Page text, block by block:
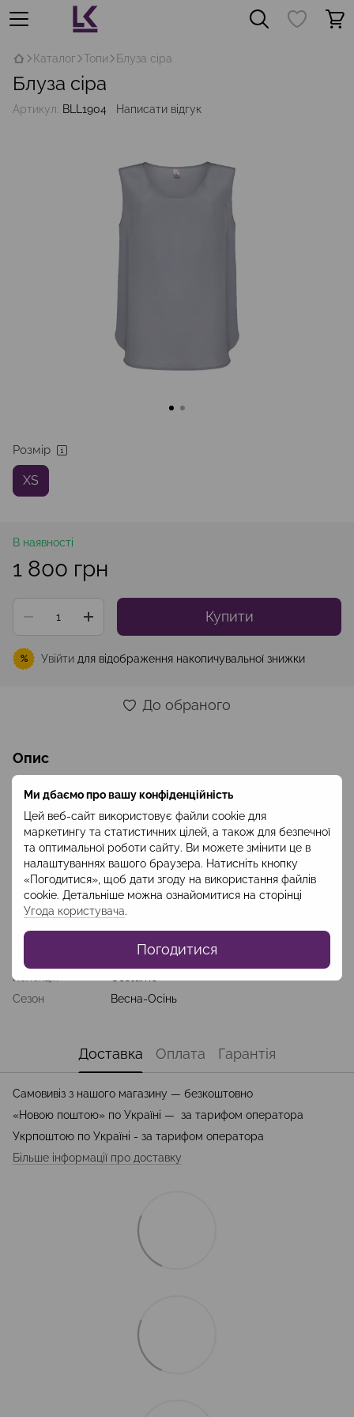
Ми дбаємо про вашу конфіденційність
Цей веб-сайт використовує файли cookie для
маркетингу та статистичних цілей, а також для безпечної
та оптимальної роботи сайту. Ви можете змінити це в
налаштуваннях вашого браузера. Натисніть кнопку
«Погодитися», щоб дати згоду на використання файлів
cookie. Детальніше можна ознайомитися на сторінці
Угода користувача.
Погодитися
Каталог Топи Блуза сіра
Блуза сіра
Артикул: BLL1904 Написати відгук
Розмір
XS
В наявності
1 800 грн
Купити
% Увійти для відображення накопичувальної знижки
До обраного
Опис
Стильна сіра блуза-безрукавка вільного крою. Виготовлена з
шовку, вона ніжна на дотик, не мнеться, тому носити її
комфортно навіть впродовж тривалого часу. Пасує до різних
фасонів брюк і спідниць, тому буде доречною для створення
образу в різних стилях. Також органічно виглядатиме в
комбінації з сорочкою або кардиганом в якості накидки.
Склад: 47% - шовк, 53% - полiестр Код: BLL1904
Характеристики
Сірий
Колекція
Сезон
Весна-Осінь
Доставка Оплата Гарантія
Самовивіз з нашого магазину — безкоштовно
«Новою поштою» по Україні — за тарифом оператора
Укрпоштою по Україні - за тарифом оператора
Більше інформації про доставку